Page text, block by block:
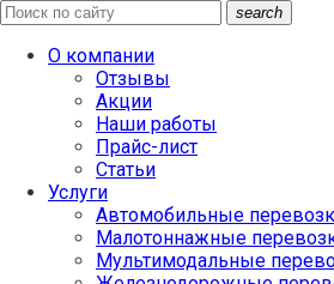
search
О компании
Отзывы
Акции
Наши работы
Прайс-лист
Статьи
Услуги
Автомобильные
Малотоннажные
Мультимодальные